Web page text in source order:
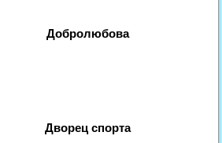
Добролюбова
Дворец спорта